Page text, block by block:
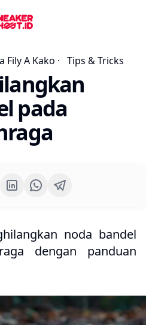
Fily A Kako · Tips & Tricks
pada
noda bandel
dengan panduan